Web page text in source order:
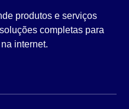
produtos e serviços
completas para
internet.